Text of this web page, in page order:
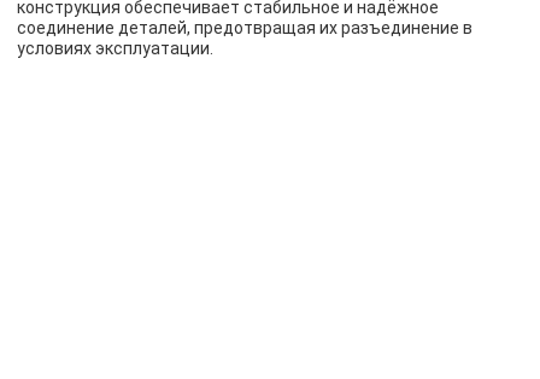
конструкция обеспечивает стабильное и надёжное
соединение деталей, предотвращая их разъединение в
условиях эксплуатации.